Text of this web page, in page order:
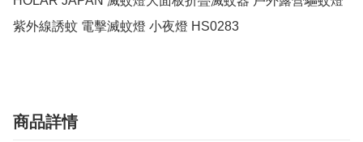
紫外線誘蚊 電擊滅蚊燈 小夜燈 HS0283
商品詳情